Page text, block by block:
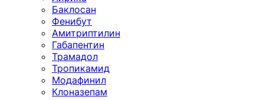
Баклосан
Фенибут
Амитриптилин
Габапентин
Трамадол
Тропикамид
Модафинил
Клоназепам